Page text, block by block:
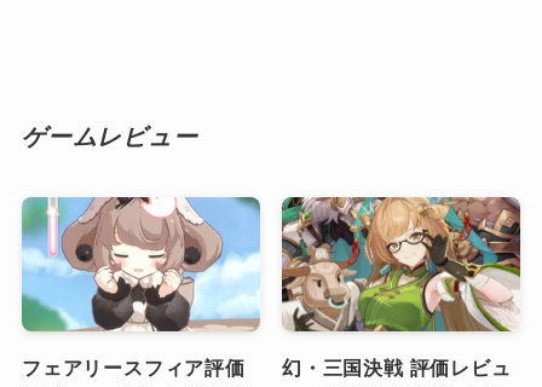
ゲームレビュー
フェアリースフィア評価
幻・三国決戦 評価レビュ